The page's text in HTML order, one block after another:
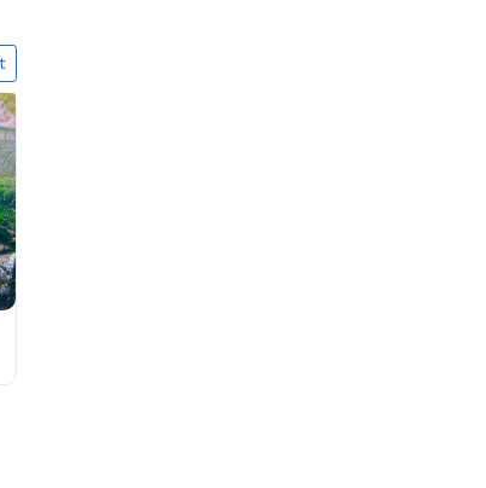
&raquo;